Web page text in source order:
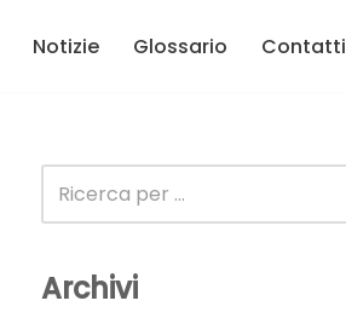
Notizie Glossario Contatti
Archivi